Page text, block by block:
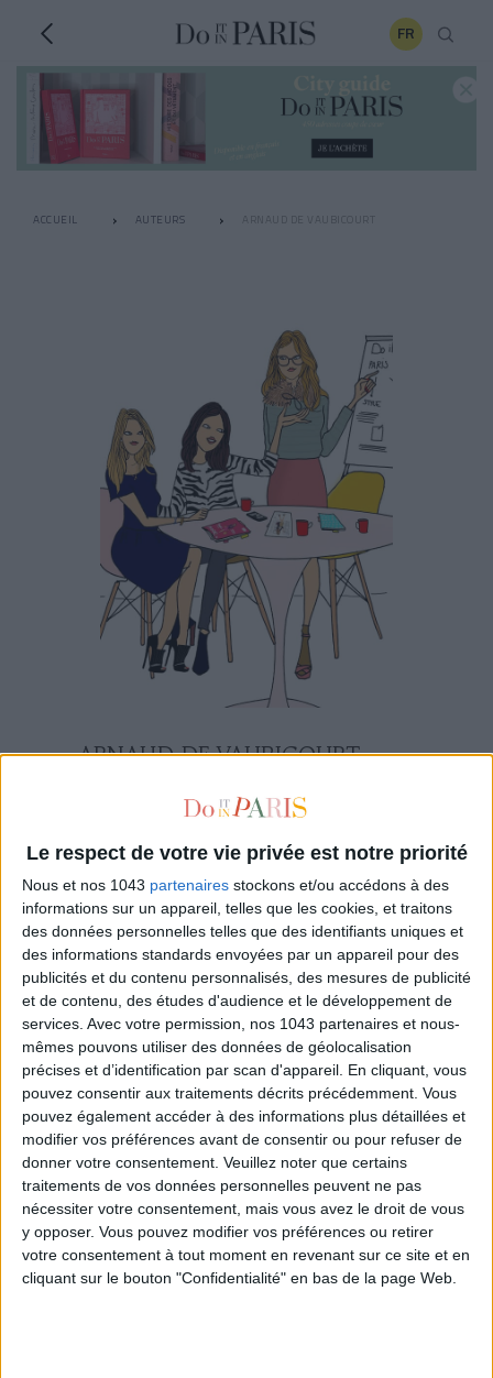
Le respect de votre vie privée est notre priorité
Nous et nos 1043 partenaires stockons et/ou accédons à des
informations sur un appareil, telles que les cookies, et traitons
des données personnelles telles que des identifiants uniques et
des informations standards envoyées par un appareil pour des
publicités et du contenu personnalisés, des mesures de publicité
et de contenu, des études d'audience et le développement de
services. Avec votre permission, nos 1043 partenaires et nous-
mêmes pouvons utiliser des données de géolocalisation
précises et d’identification par scan d'appareil. En cliquant, vous
pouvez consentir aux traitements décrits précédemment. Vous
pouvez également accéder à des informations plus détaillées et
modifier vos préférences avant de consentir ou pour refuser de
donner votre consentement. Veuillez noter que certains
traitements de vos données personnelles peuvent ne pas
nécessiter votre consentement, mais vous avez le droit de vous
y opposer. Vous pouvez modifier vos préférences ou retirer
votre consentement à tout moment en revenant sur ce site et en
cliquant sur le bouton "Confidentialité" en bas de la page Web.
FR
ACCUEIL AUTEURS ARNAUD DE VAUBICOURT
ARNAUD DE VAUBICOURT
SES DERNIERS ARTICLES
LES MEILLEURS HÔTELS À SAINT-GERMAIN-DES-PRÉS